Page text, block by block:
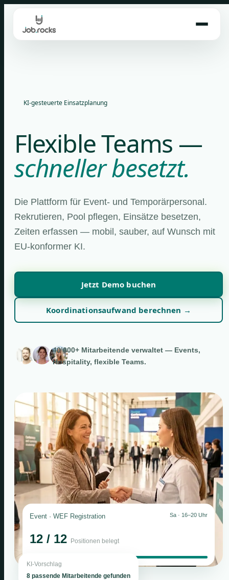
content
KI-gesteuerte Einsatzplanung
Flexible Teams —
schneller besetzt.
Die Plattform für Event- und Temporärpersonal.
Rekrutieren, Pool pflegen, Einsätze besetzen,
Zeiten erfassen — mobil, sauber, auf Wunsch mit
EU-konformer KI.
Jetzt Demo buchen
Koordinationsaufwand berechnen →
40’000+ Mitarbeitende verwaltet — Events,
Hospitality, flexible Teams.
Event · WEF Registration Sa · 16–20 Uhr
12 / 12 Positionen belegt
KI-Vorschlag
8 passende Mitarbeitende gefunden